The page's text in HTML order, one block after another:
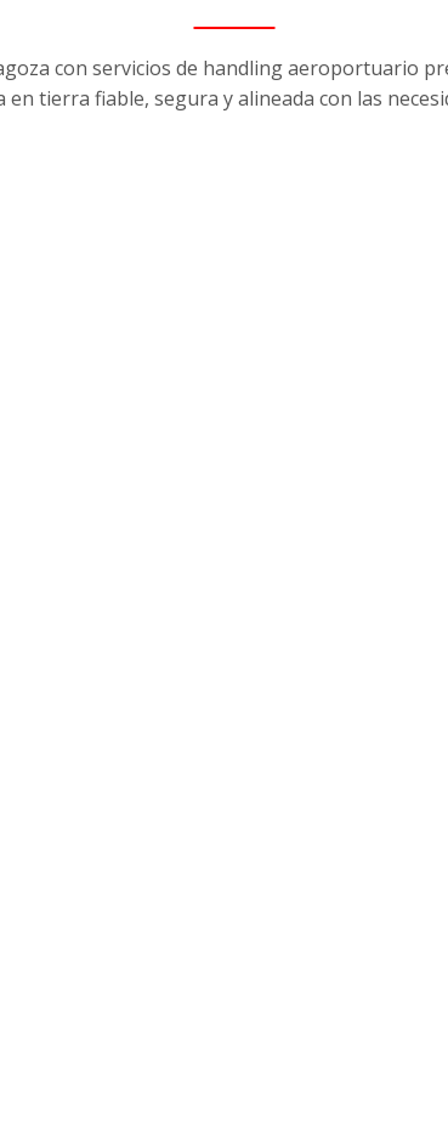
con servicios de handling aeroportuario
tierra fiable, segura y alineada con las